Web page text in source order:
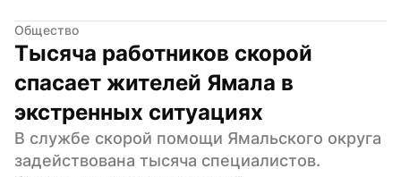
Общество
Тысяча работников скорой
спасает жителей Ямала в
экстренных ситуациях
В службе скорой помощи Ямальского округа
задействована тысяча специалистов.